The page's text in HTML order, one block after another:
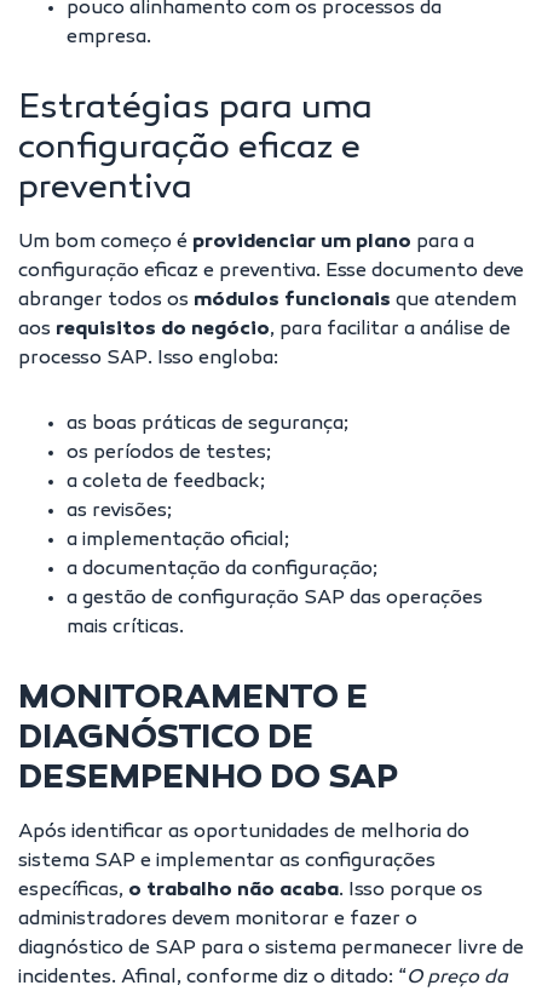
pouco alinhamento com os processos da
empresa.
Estratégias para uma
configuração eficaz e
preventiva
Um bom começo é providenciar um plano para a
configuração eficaz e preventiva. Esse documento deve
abranger todos os módulos funcionais que atendem
aos requisitos do negócio, para facilitar a análise de
processo SAP. Isso engloba:
as boas práticas de segurança;
os períodos de testes;
a coleta de feedback;
as revisões;
a implementação oficial;
a documentação da configuração;
a gestão de configuração SAP das operações
mais críticas.
MONITORAMENTO E
DIAGNÓSTICO DE
DESEMPENHO DO SAP
Após identificar as oportunidades de melhoria do
sistema SAP e implementar as configurações
específicas, o trabalho não acaba. Isso porque os
administradores devem monitorar e fazer o
diagnóstico de SAP para o sistema permanecer livre de
incidentes. Afinal, conforme diz o ditado: “O preço da